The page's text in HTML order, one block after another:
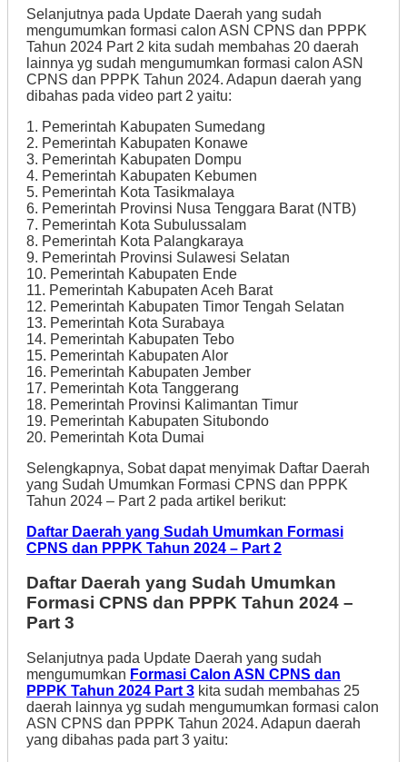
Selanjutnya pada Update Daerah yang sudah
mengumumkan formasi calon ASN CPNS dan PPPK
Tahun 2024 Part 2 kita sudah membahas 20 daerah
lainnya yg sudah mengumumkan formasi calon ASN
CPNS dan PPPK Tahun 2024. Adapun daerah yang
dibahas pada video part 2 yaitu:
1. Pemerintah Kabupaten Sumedang
2. Pemerintah Kabupaten Konawe
3. Pemerintah Kabupaten Dompu
4. Pemerintah Kabupaten Kebumen
5. Pemerintah Kota Tasikmalaya
6. Pemerintah Provinsi Nusa Tenggara Barat (NTB)
7. Pemerintah Kota Subulussalam
8. Pemerintah Kota Palangkaraya
9. Pemerintah Provinsi Sulawesi Selatan
10. Pemerintah Kabupaten Ende
11. Pemerintah Kabupaten Aceh Barat
12. Pemerintah Kabupaten Timor Tengah Selatan
13. Pemerintah Kota Surabaya
14. Pemerintah Kabupaten Tebo
15. Pemerintah Kabupaten Alor
16. Pemerintah Kabupaten Jember
17. Pemerintah Kota Tanggerang
18. Pemerintah Provinsi Kalimantan Timur
19. Pemerintah Kabupaten Situbondo
20. Pemerintah Kota Dumai
Selengkapnya, Sobat dapat menyimak Daftar Daerah
yang Sudah Umumkan Formasi CPNS dan PPPK
Tahun 2024 – Part 2 pada artikel berikut:
Daftar Daerah yang Sudah Umumkan Formasi
CPNS dan PPPK Tahun 2024 – Part 2
Daftar Daerah yang Sudah Umumkan
Formasi CPNS dan PPPK Tahun 2024 –
Part 3
Selanjutnya pada Update Daerah yang sudah
mengumumkan Formasi Calon ASN CPNS dan
PPPK Tahun 2024 Part 3 kita sudah membahas 25
daerah lainnya yg sudah mengumumkan formasi calon
ASN CPNS dan PPPK Tahun 2024. Adapun daerah
yang dibahas pada part 3 yaitu: